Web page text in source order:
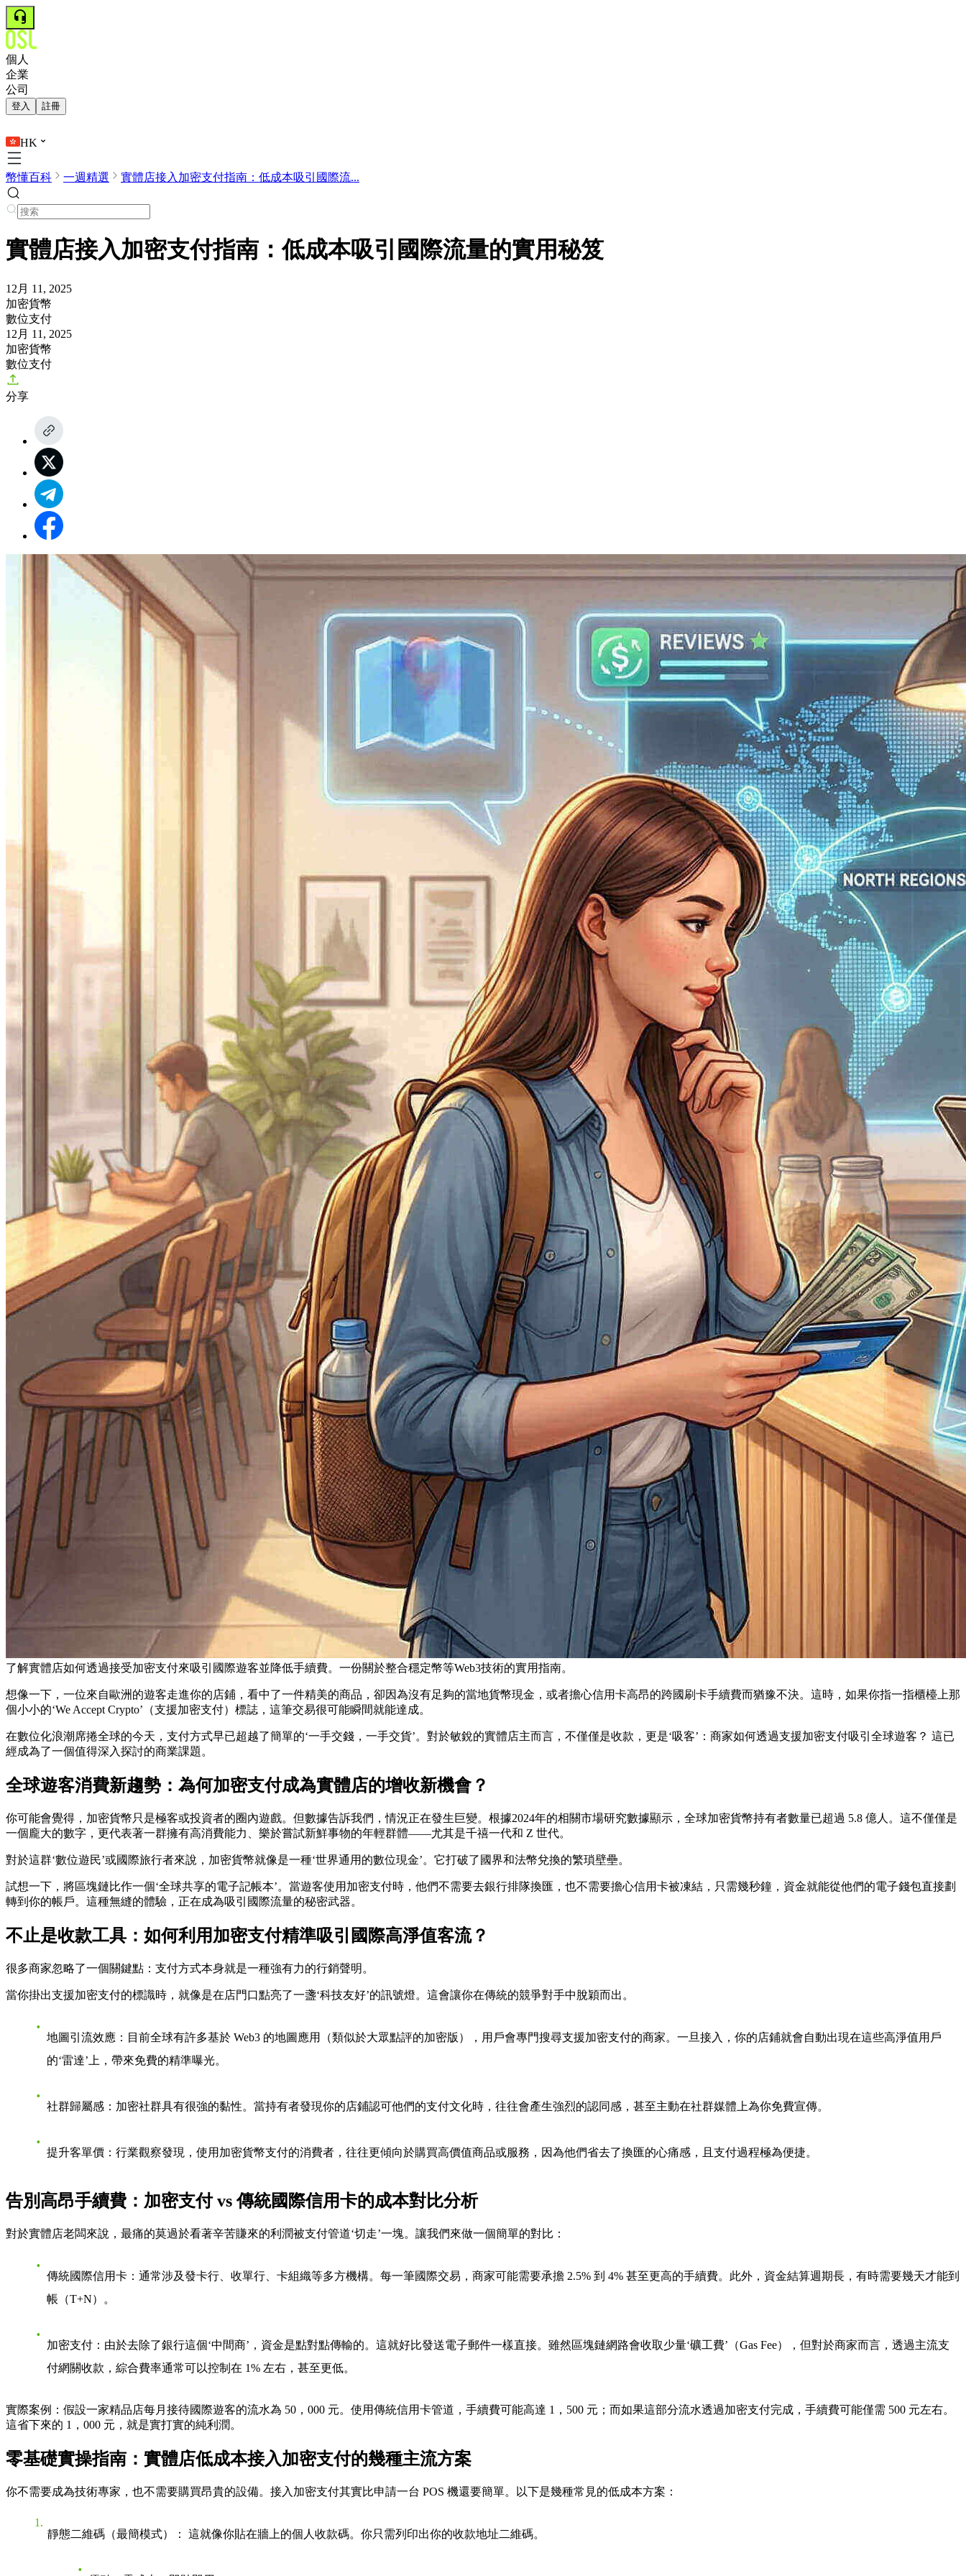
個人
企業
公司
登入 註冊
HK
幣懂百科 一週精選 實體店接入加密支付指南：低成本吸引國際流...
實體店接入加密支付指南：低成本吸引國際流量的實用秘笈
12月 11, 2025
加密貨幣
數位支付
12月 11, 2025
加密貨幣
數位支付
分享
了解實體店如何透過接受加密支付來吸引國際遊客並降低手續費。一份關於整合穩定幣等Web3技術的實用指南。
想像一下，一位來自歐洲的遊客走進你的店鋪，看中了一件精美的商品，卻因為沒有足夠的當地貨幣現金，或者擔心信用卡高昂的跨國刷卡手續費而猶豫不決。這時，如果你指一指櫃檯上那
個小小的‘We Accept Crypto’（支援加密支付）標誌，這筆交易很可能瞬間就能達成。
在數位化浪潮席捲全球的今天，支付方式早已超越了簡單的‘一手交錢，一手交貨’。對於敏銳的實體店主而言， 不僅僅是收款，更是‘吸客’：商家如何透過支援加密支付吸引全球遊客？ 這已
經成為了一個值得深入探討的商業課題。
全球遊客消費新趨勢：為何加密支付成為實體店的增收新機會？
你可能會覺得，加密貨幣只是極客或投資者的圈內遊戲。但數據告訴我們，情況正在發生巨變。根據2024年的相關市場研究數據顯示，全球加密貨幣持有者數量已超過 5.8 億人。這不僅僅是
一個龐大的數字，更代表著一群擁有高消費能力、樂於嘗試新鮮事物的年輕群體——尤其是千禧一代和 Z 世代。
對於這群‘數位遊民’或國際旅行者來說，加密貨幣就像是一種‘世界通用的數位現金’。它打破了國界和法幣兌換的繁瑣壁壘。
試想一下，將區塊鏈比作一個‘全球共享的電子記帳本’。當遊客使用加密支付時，他們不需要去銀行排隊換匯，也不需要擔心信用卡被凍結，只需幾秒鐘，資金就能從他們的電子錢包直接劃
轉到你的帳戶。這種無縫的體驗，正在成為吸引國際流量的秘密武器。
不止是收款工具：如何利用加密支付精準吸引國際高淨值客流？
很多商家忽略了一個關鍵點：支付方式本身就是一種強有力的行銷聲明。
當你掛出支援加密支付的標識時，就像是在店門口點亮了一盞‘科技友好’的訊號燈。這會讓你在傳統的競爭對手中脫穎而出。
地圖引流效應 ：目前全球有許多基於 Web3 的地圖應用（類似於大眾點評的加密版），用戶會專門搜尋支援加密支付的商家。一旦接入，你的店鋪就會自動出現在這些高淨值用戶
的‘雷達’上，帶來免費的精準曝光。
社群歸屬感 ：加密社群具有很強的黏性。當持有者發現你的店鋪認可他們的支付文化時，往往會產生強烈的認同感，甚至主動在社群媒體上為你免費宣傳。
提升客單價 ：行業觀察發現，使用加密貨幣支付的消費者，往往更傾向於購買高價值商品或服務，因為他們省去了換匯的心痛感，且支付過程極為便捷。
告別高昂手續費：加密支付 vs 傳統國際信用卡的成本對比分析
對於實體店老闆來說，最痛的莫過於看著辛苦賺來的利潤被支付管道‘切走’一塊。讓我們來做一個簡單的對比：
傳統國際信用卡 ：通常涉及發卡行、收單行、卡組織等多方機構。每一筆國際交易，商家可能需要承擔 2.5% 到 4% 甚至更高的手續費。此外，資金結算週期長，有時需要幾天才能到
帳（T+N）。
加密支付 ：由於去除了銀行這個‘中間商’，資金是點對點傳輸的。這就好比發送電子郵件一樣直接。雖然區塊鏈網路會收取少量‘礦工費’（Gas Fee），但對於商家而言，透過主流支
付網關收款，綜合費率通常可以控制在 1% 左右，甚至更低。
實際案例 ：假設一家精品店每月接待國際遊客的流水為 50，000 元。使用傳統信用卡管道，手續費可能高達 1，500 元；而如果這部分流水透過加密支付完成，手續費可能僅需 500 元左右。
這省下來的 1，000 元，就是實打實的純利潤。
零基礎實操指南：實體店低成本接入加密支付的幾種主流方案
你不需要成為技術專家，也不需要購買昂貴的設備。接入加密支付其實比申請一台 POS 機還要簡單。以下是幾種常見的低成本方案：
靜態二維碼（最簡模式） ： 這就像你貼在牆上的個人收款碼。你只需列印出你的收款地址二維碼。